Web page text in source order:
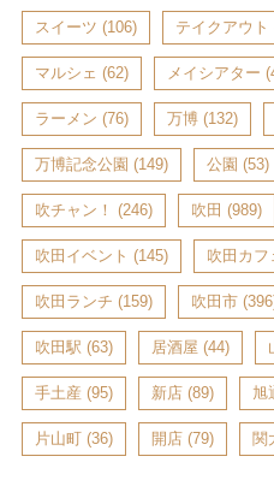
スイーツ (106) テイクアウト
マルシェ (62) メイシアター
ラーメン (76) 万博 (132)
万博記念公園 (149) 公園 (53)
吹チャン！ (246) 吹田 (989)
吹田イベント (145) 吹田カフ
吹田ランチ (159) 吹田市
吹田駅 (63) 居酒屋 (44)
手土産 (95) 新店 (89) 旭
片山町 (36) 開店 (79) 関